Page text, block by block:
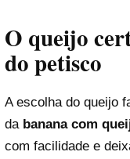
O queijo
do petisco
A escolha do queijo
da banana com
com facilidade e